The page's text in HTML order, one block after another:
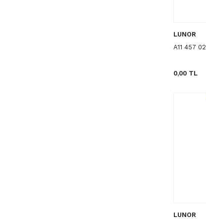
LUNOR
A11 457 02
0,00 TL
LUNOR